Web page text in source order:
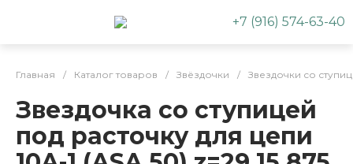
+7 (916) 574-63-40
Главная / Каталог товаров / Звёздочки / Звездочки со
Звездочка со ступицей
под расточку для цепи